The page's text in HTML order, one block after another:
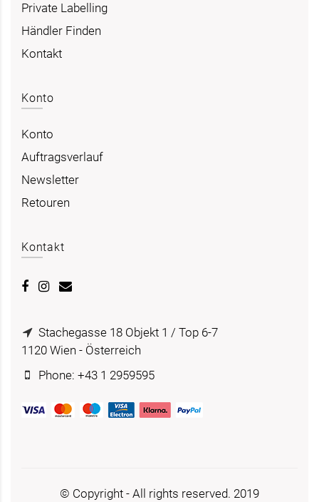
Private Labelling
Händler Finden
Kontakt
Konto
Konto
Auftragsverlauf
Newsletter
Retouren
Kontakt
Stachegasse 18 Objekt 1 / Top 6-7
1120 Wien - Österreich
Phone: +43 1 2959595
© Copyright - All rights reserved. 2019